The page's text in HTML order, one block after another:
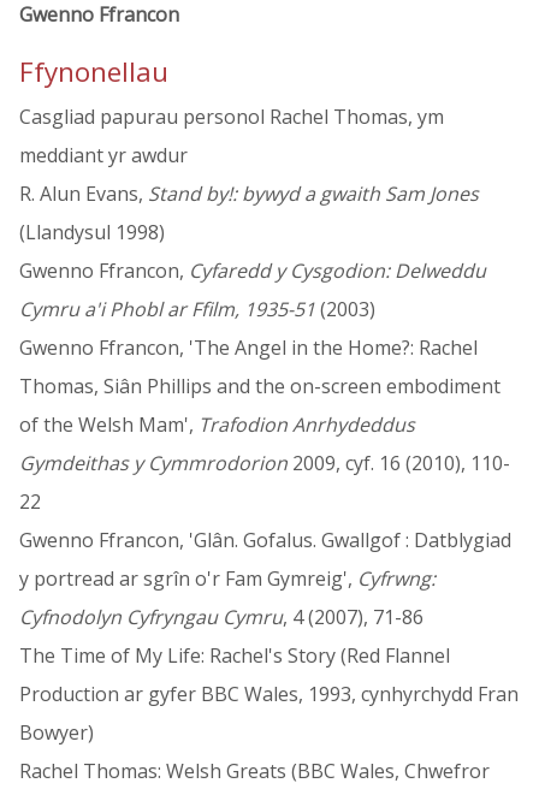
Gwenno Ffrancon
Ffynonellau
Casgliad papurau personol Rachel Thomas, ym
meddiant yr awdur
R. Alun Evans, Stand by!: bywyd a gwaith Sam Jones
(Llandysul 1998)
Gwenno Ffrancon, Cyfaredd y Cysgodion: Delweddu
Cymru a'i Phobl ar Ffilm, 1935-51(2003)
Gwenno Ffrancon, 'The Angel in the Home?: Rachel
Thomas, Siân Phillips and the on-screen embodiment
of the Welsh Mam', Trafodion Anrhydeddus
Gymdeithas y Cymmrodorion 2009, cyf. 16 (2010), 110-
22
Gwenno Ffrancon, 'Glân. Gofalus. Gwallgof : Datblygiad
y portread ar sgrîn o'r Fam Gymreig', Cyfrwng:
Cyfnodolyn Cyfryngau Cymru, 4 (2007), 71-86
The Time of My Life: Rachel's Story (Red Flannel
Production ar gyfer BBC Wales, 1993, cynhyrchydd Fran
Bowyer)
Rachel Thomas: Welsh Greats (BBC Wales, Chwefror